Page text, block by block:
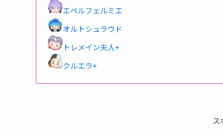
エペルフェルミエ
オルトシュラウド
トレメイン夫人+
クルエラ+
ス